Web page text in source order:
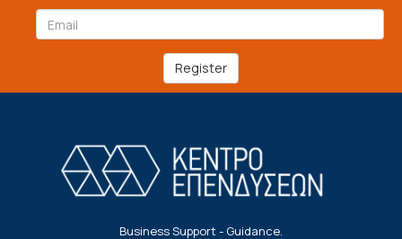
Register
Business Support - Guidance.